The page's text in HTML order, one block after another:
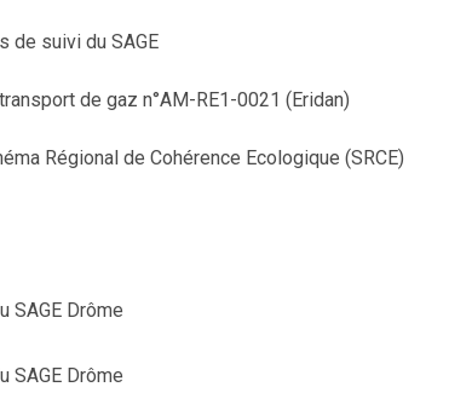
de suivi du SAGE
de gaz n°AM-RE1-0021 (Eridan)
Régional de Cohérence Ecologique (SRCE)
SAGE Drôme
SAGE Drôme